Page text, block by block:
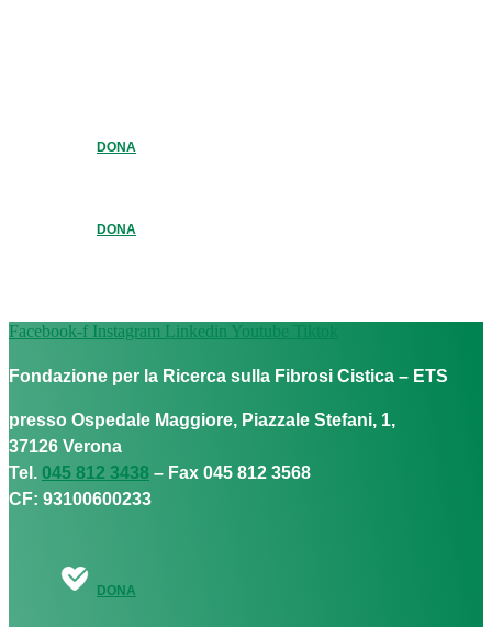
DONA
DONA
Facebook-f Instagram Linkedin Youtube Tiktok
Fondazione per la Ricerca sulla Fibrosi Cistica – ETS
presso Ospedale Maggiore, Piazzale Stefani, 1,
37126 Verona
Tel. 045 812 3438 – Fax 045 812 3568
CF: 93100600233
DONA